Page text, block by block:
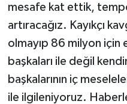
mesafe kat ettik,
artıracağız. Kayıkçı
olmayıp 86 milyon
başkaları ile değil
başkalarının iç
ile ilgileniyoruz.